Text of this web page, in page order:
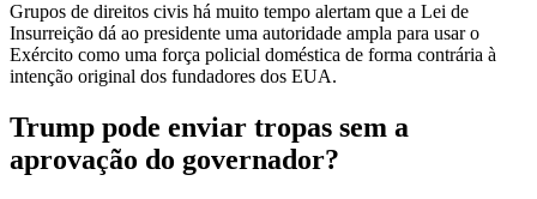
Grupos de direitos civis há muito tempo alertam que a Lei de
Insurreição dá ao presidente uma autoridade ampla para usar o
Exército como uma força policial doméstica de forma contrária à
intenção original dos fundadores dos EUA.
Trump pode enviar tropas sem a
aprovação do governador?